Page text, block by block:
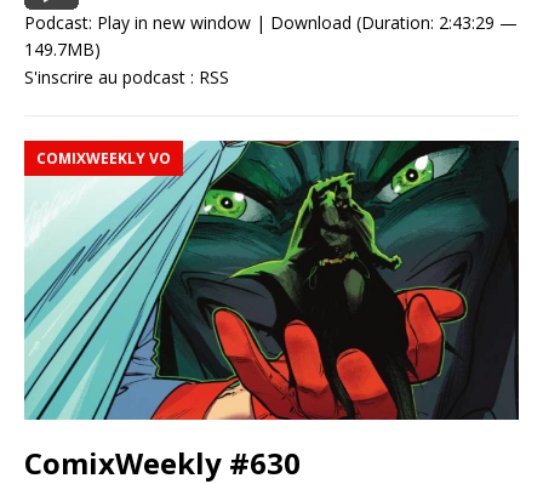
Podcast: Play in new window | Download (Duration: 2:43:29 —
149.7MB)
S'inscrire au podcast : RSS
COMIXWEEKLY VO
ComixWeekly #630